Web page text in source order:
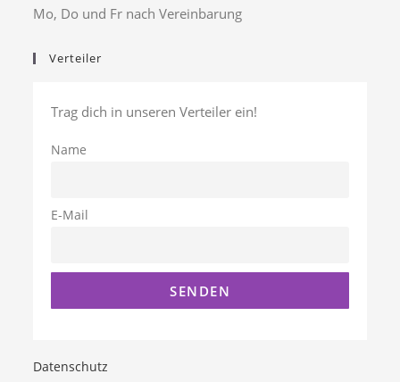
Mo, Do und Fr nach Vereinbarung
Verteiler
Trag dich in unseren Verteiler ein!
Name
E-Mail
Datenschutz